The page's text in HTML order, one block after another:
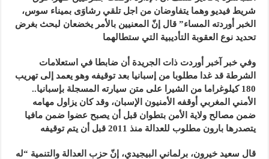
شريط فيديو وهما يتفاوضان من اجل تلقي رشاوَى بميناء سوس،
الخبر أوردته المساء” قال إنّ المعنيين بالأمر يخضعان لبحث بغرض
تحديد نوع العقوبة التأديبية التي ستطالهما
وفي خبر آخبر أوردت ذات الجريدة أن ضابطا في استعلامات
الشرطة قد غدا مطلوبا من إسبانيا بعد توقيفه وهو يعمد إلى تهريب
180 كيلوغراما من الشيرا على متن سيارته المسجلة بإسبانيا..
الأمني المغربي أوقفه الأمنيون الإسبان، وقد كان يزاول مهامه
ضمن مصالح ولاية الأمن بتطوان قبل أن يصبح عضوا ضمن مافيا
يتصدرها بارون مطلوب للعدالة منذ 2011 قبل أن يتم توقيفه
قال سعيد خيرون، برلماني البيجيدي، إنّ حزب العدالة والتنمية “له